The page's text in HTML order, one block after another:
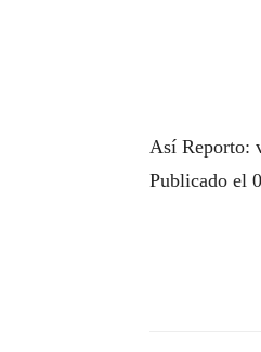
Así Reporto:
Publicado el